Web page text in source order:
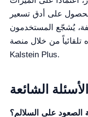
على أدق تسعير
يُشجّع المستخدمون
من خلال منصة
Kalstein Plus.
الأسئلة الشائعة
الصعود على السلالم؟